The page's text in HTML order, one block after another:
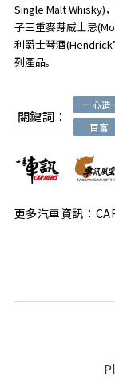
Single Malt Whisky)
子三重麥芽威士忌
利爵士琴酒
列產品。
關鍵詞：
一心造
百富
更多汽車資訊：